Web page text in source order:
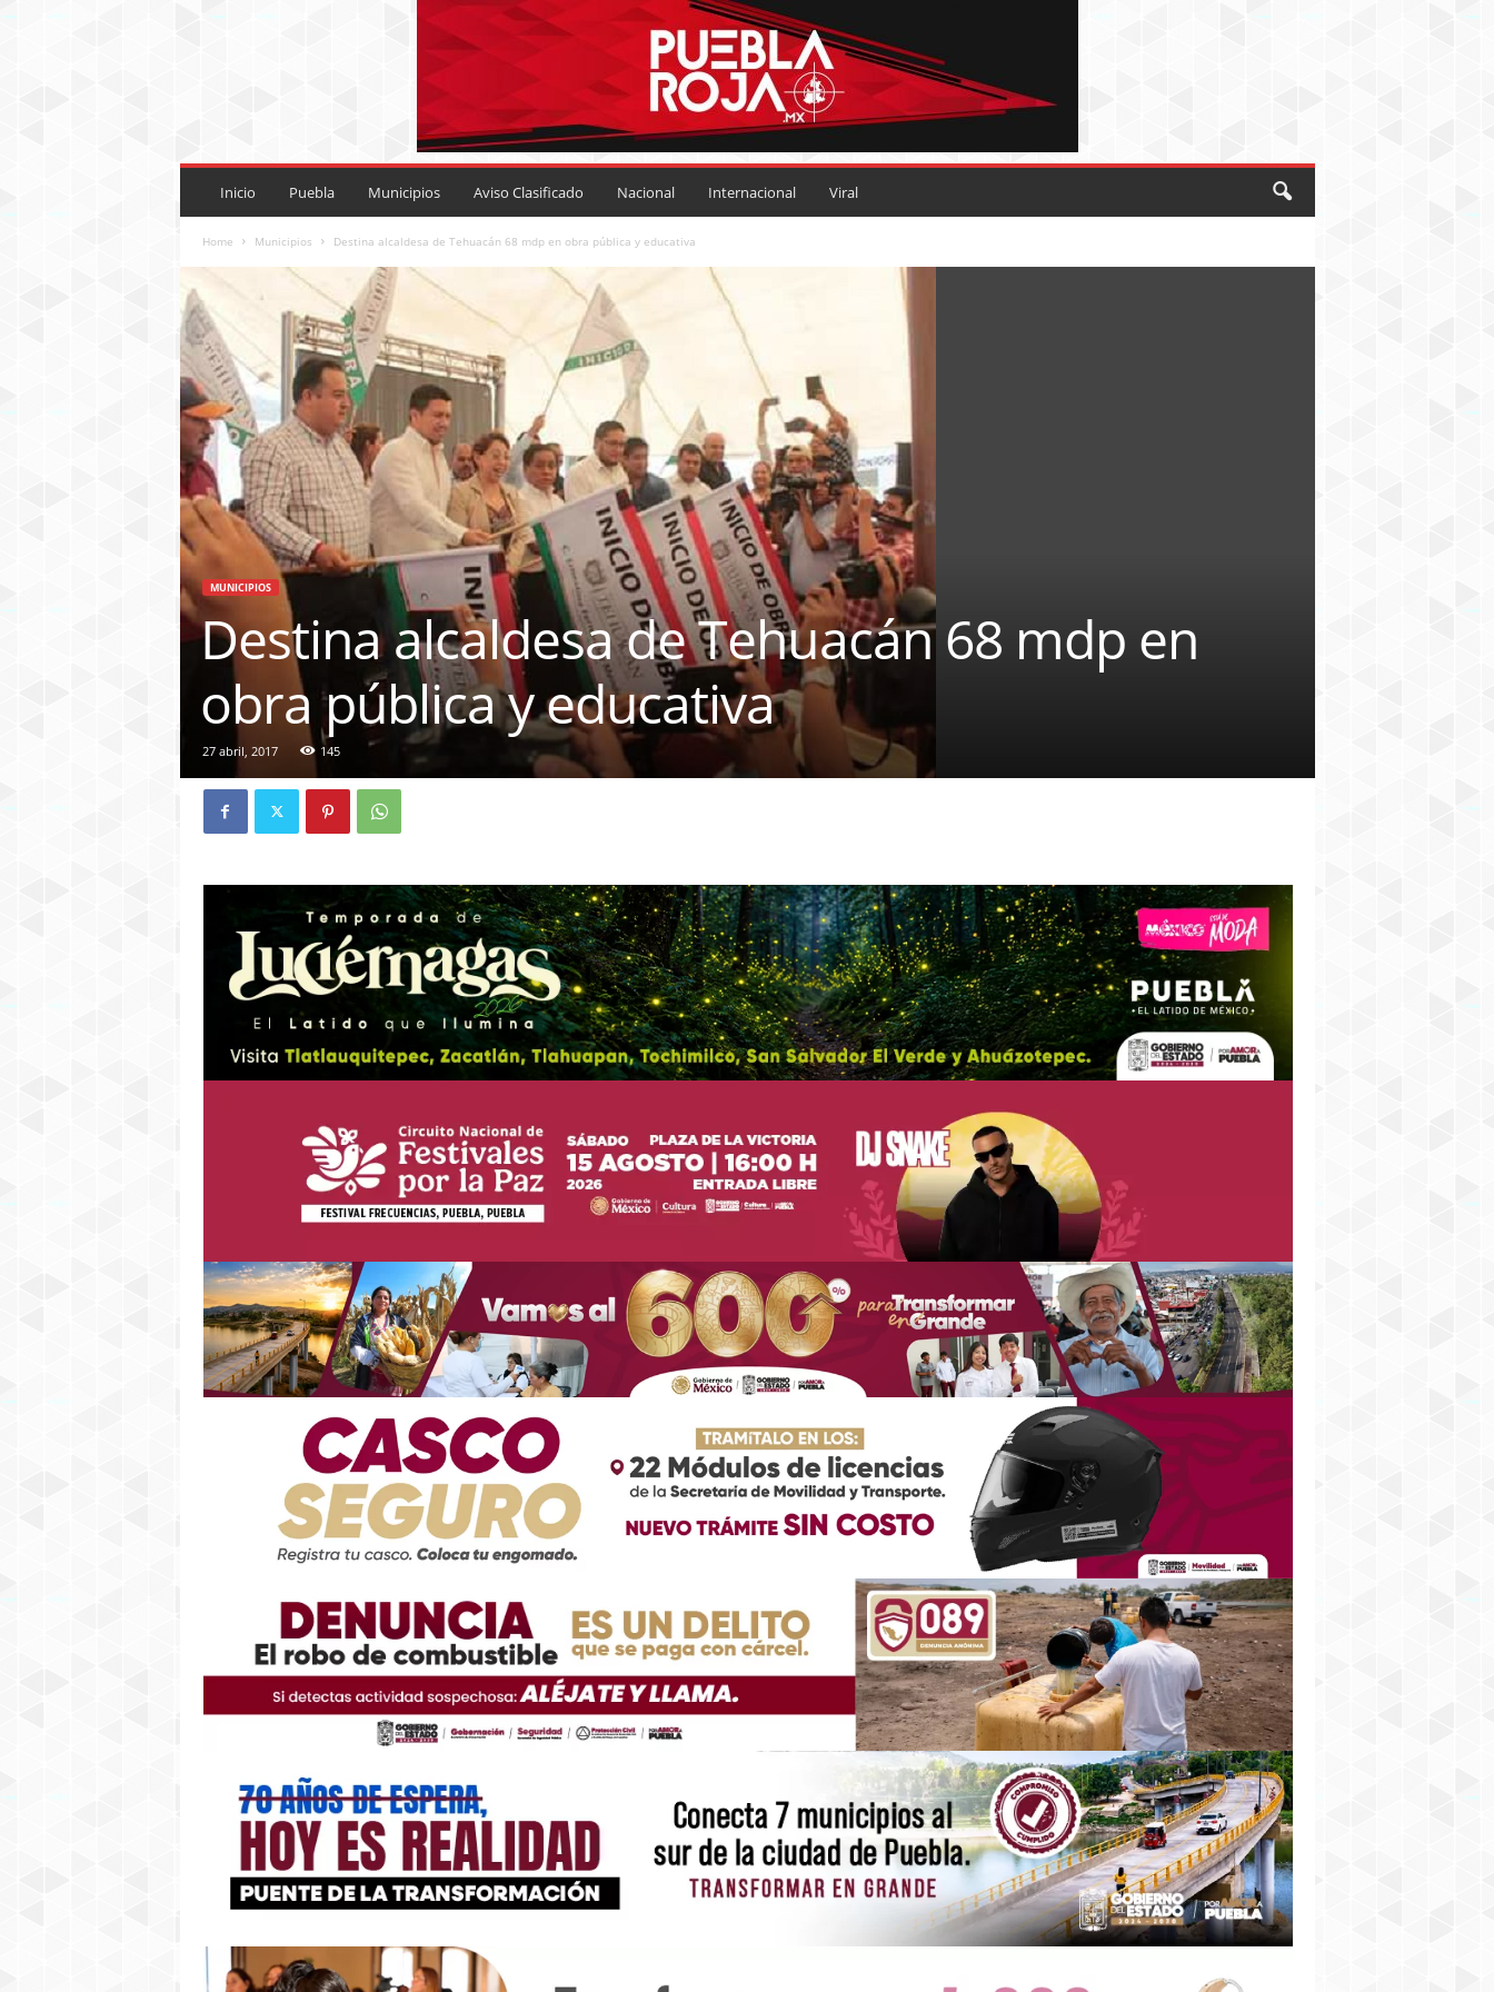
P
R
O
J
A
.
M
X
Inicio Puebla Municipios Aviso Clasificado Nacional Internacional Viral
Home Municipios Destina alcaldesa de Tehuacán 68 mdp en obra pública y educativa
MUNICIPIOS
Destina alcaldesa de Tehuacán 68 mdp en
obra pública y educativa
27 abril, 2017 145